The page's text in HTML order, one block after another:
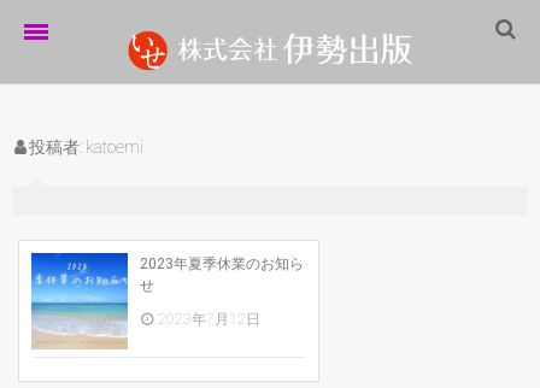
伊勢出版だより
制作実績
企業情報
採用情報
投稿者: katoemi
2023年夏季休業のお知ら
せ
2023年7月12日